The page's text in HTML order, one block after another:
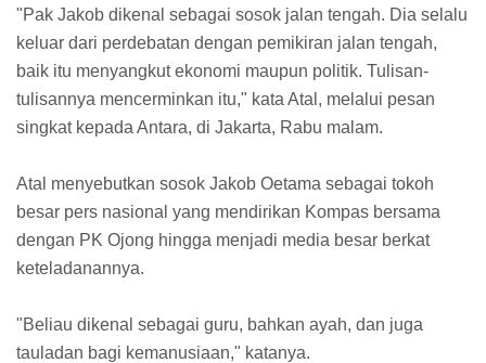
"Pak Jakob dikenal sebagai sosok jalan tengah. Dia selalu
keluar dari perdebatan dengan pemikiran jalan tengah,
baik itu menyangkut ekonomi maupun politik. Tulisan-
tulisannya mencerminkan itu," kata Atal, melalui pesan
singkat kepada Antara, di Jakarta, Rabu malam.
Atal menyebutkan sosok Jakob Oetama sebagai tokoh
besar pers nasional yang mendirikan Kompas bersama
dengan PK Ojong hingga menjadi media besar berkat
keteladanannya.
"Beliau dikenal sebagai guru, bahkan ayah, dan juga
tauladan bagi kemanusiaan," katanya.